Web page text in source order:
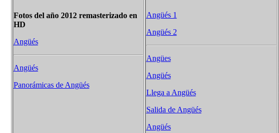
Fotos del año 2012 remasterizado en
HD
Angüés
Angüés
Panorámicas de Angüés
Angüés 1
Angüés 2
Angües
Angüés
Llega a Angüés
Salida de Angüés
Angüés